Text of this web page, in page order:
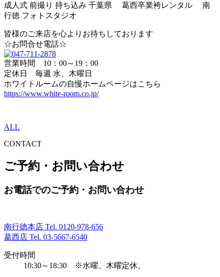
成人式 前撮り 持ち込み 千葉県 葛西卒業袴レンタル 南
行徳 フォトスタジオ
皆様のご来店を心よりお待ちしております
☆お問合せ電話☆
営業時間 10：00～19：00
定休日 毎週 水、木曜日
ホワイトルームの自慢ホームページはこちら
https://www.white-room.co.jp/
ALL
CONTACT
ご予約・お問い合わせ
お電話でのご予約・お問い合わせ
南行徳本店 Tel. 0120-978-656
葛西店 Tel. 03-5667-6540
受付時間
10:30～18:30 ※水曜、木曜定休。